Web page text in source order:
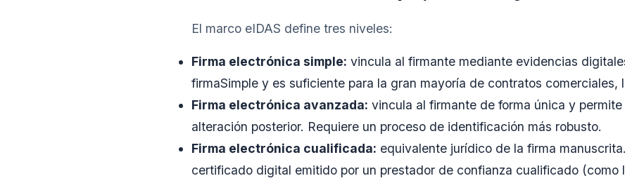
El marco eIDAS define tres niveles:
Firma electrónica simple: vincula al firmante mediante evidencias
firmaSimple y es suficiente para la gran mayoría de contratos comerciales,
Firma electrónica avanzada: vincula al firmante de forma única y
alteración posterior. Requiere un proceso de identificación más robusto.
Firma electrónica cualificada: equivalente jurídico de la firma
certificado digital emitido por un prestador de confianza cualificado (como